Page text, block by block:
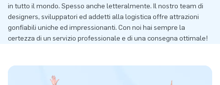
in tutto il mondo. Spesso anche letteralmente. Il nostro team di
designers, sviluppatori ed addetti alla logistica offre attrazioni
gonfiabili uniche ed impressionanti. Con noi hai sempre la
certezza di un servizio professionale e di una consegna ottimale!